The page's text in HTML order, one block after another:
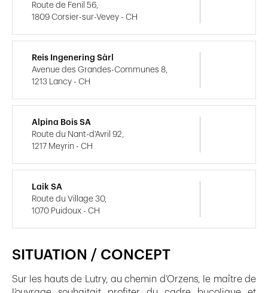
SITUATION / CONCEPT
Sur les hauts de Lutry, au chemin d’Orzens, le maître de
Route de Fenil 56,
1809 Corsier-sur-Vevey - CH
Reis Ingenering Sàrl
Avenue des Grandes-Communes 8,
1213 Lancy - CH
Alpina Bois SA
Route du Nant-d'Avril 92,
1217 Meyrin - CH
Laik SA
Route du Village 30,
1070 Puidoux - CH